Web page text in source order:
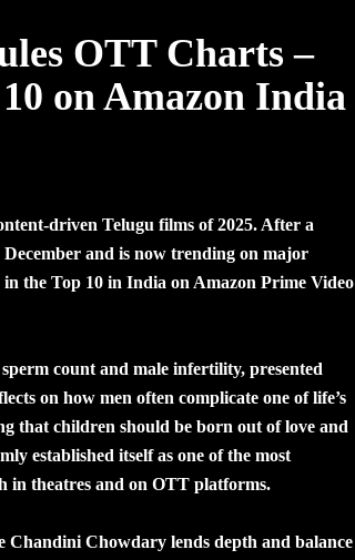
OTT Charts –
on Amazon India
driven Telugu films of 2025. After a
and is now trending on major
the Top 10 in India on Amazon Prime Video
count and male infertility, presented
on how men often complicate one of life’s
that children should be born out of love and
established itself as one of the most
in theatres and on OTT platforms.
Chowdary lends depth and balance